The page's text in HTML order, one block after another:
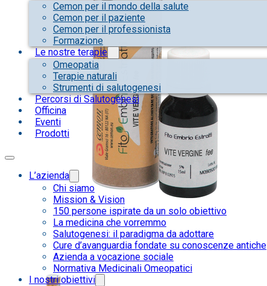
Cemon per il mondo della salute
Cemon per il paziente
Cemon per il professionista
Formazione
Le nostre terapie
Omeopatia
Terapie naturali
Strumenti di salutogenesi
Percorsi di Salutogenesi
Officina
Eventi
Prodotti
L’azienda
Chi siamo
Mission & Vision
150 persone ispirate da un solo obiettivo
La medicina che vorremmo
Salutogenesi: il paradigma da adottare
Cure d’avanguardia fondate su conoscenze antiche
Azienda a vocazione sociale
Normativa Medicinali Omeopatici
I nostri obiettivi